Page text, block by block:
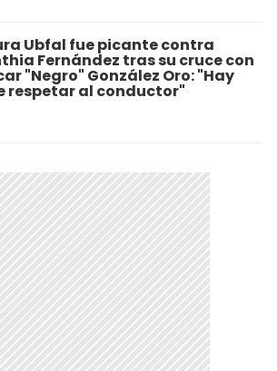
Ubfal fue picante contra
Fernández tras su cruce con
"Negro" González Oro: "Hay
respetar al conductor"